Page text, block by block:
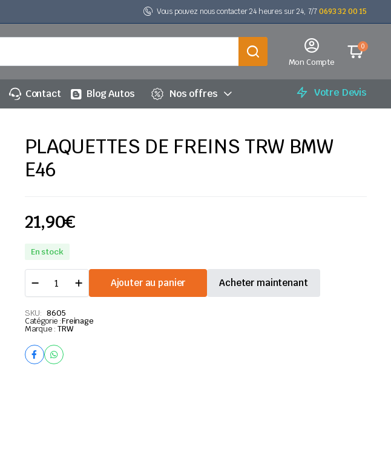
Vous pouvez nous contacter 24 heures sur 24, 7/70693 32 00 15
Mon Compte
0
Contact Blog Autos Nos offres Votre Devis
PLAQUETTES DE FREINS TRW BMW
E46
21,90€
En stock
FREINS
TRW
BMW
E46
quantité
Ajouter au panier Acheter maintenant
SKU: 8605
Catégorie :Freinage
Marque :TRW